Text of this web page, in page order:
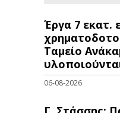
Έργα 7 εκατ.
Ταμείο
06-08-2026